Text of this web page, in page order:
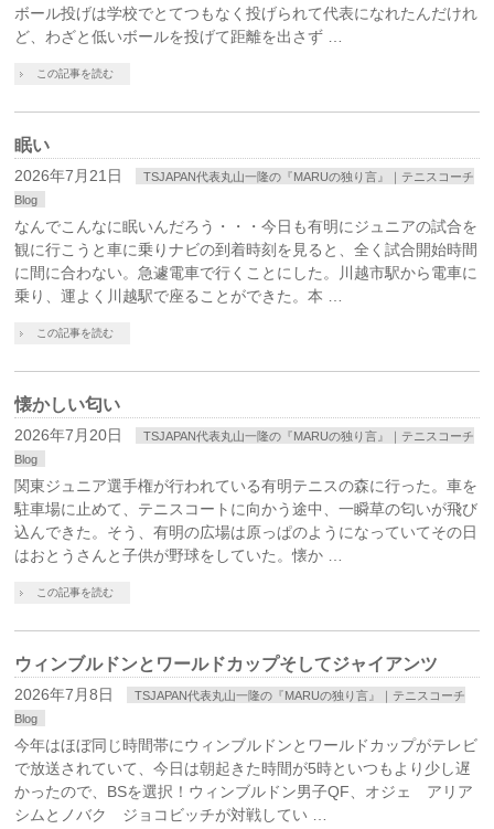
ボール投げは学校でとてつもなく投げられて代表になれたんだけれ
ど、わざと低いボールを投げて距離を出さず …
この記事を読む
眠い
2026年7月21日
TSJAPAN代表丸山一隆の『MARUの独り言』｜テニスコーチ
Blog
なんでこんなに眠いんだろう・・・今日も有明にジュニアの試合を
観に行こうと車に乗りナビの到着時刻を見ると、全く試合開始時間
に間に合わない。急遽電車で行くことにした。川越市駅から電車に
乗り、運よく川越駅で座ることができた。本 …
この記事を読む
懐かしい匂い
2026年7月20日
TSJAPAN代表丸山一隆の『MARUの独り言』｜テニスコーチ
Blog
関東ジュニア選手権が行われている有明テニスの森に行った。車を
駐車場に止めて、テニスコートに向かう途中、一瞬草の匂いが飛び
込んできた。そう、有明の広場は原っぱのようになっていてその日
はおとうさんと子供が野球をしていた。懐か …
この記事を読む
ウィンブルドンとワールドカップそしてジャイアンツ
2026年7月8日
TSJAPAN代表丸山一隆の『MARUの独り言』｜テニスコーチ
Blog
今年はほぼ同じ時間帯にウィンブルドンとワールドカップがテレビ
で放送されていて、今日は朝起きた時間が5時といつもより少し遅
かったので、BSを選択！ウィンブルドン男子QF、オジェ アリア
シムとノバク ジョコビッチが対戦してい …